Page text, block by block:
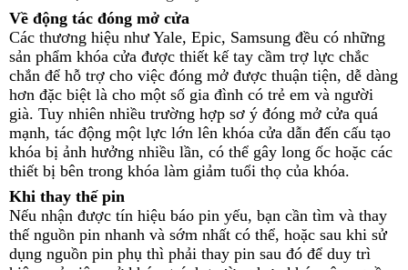
Về động tác đóng mở cửa
Các thương hiệu như Yale, Epic, Samsung đều có những
sản phẩm khóa cửa được thiết kế tay cầm trợ lực chắc
chắn để hỗ trợ cho việc đóng mở được thuận tiện, dễ dàng
hơn đặc biệt là cho một số gia đình có trẻ em và người
già. Tuy nhiên nhiều trường hợp sơ ý đóng mở cửa quá
mạnh, tác động một lực lớn lên khóa cửa dẫn đến cấu tạo
khóa bị ảnh hưởng nhiều lần, có thể gây long ốc hoặc các
thiết bị bên trong khóa làm giảm tuổi thọ của khóa.
Khi thay thế pin
Nếu nhận được tín hiệu báo pin yếu, bạn cần tìm và thay
thế nguồn pin nhanh và sớm nhất có thể, hoặc sau khi sử
dụng nguồn pin phụ thì phải thay pin sau đó để duy trì